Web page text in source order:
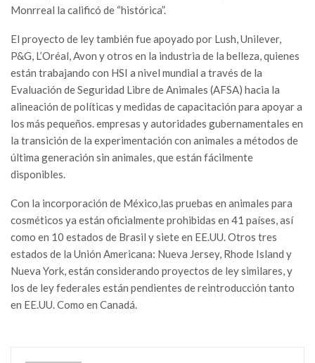
Monrreal la calificó de “histórica”.
El proyecto de ley también fue apoyado por Lush, Unilever,
P&G, L’Oréal, Avon y otros en la industria de la belleza, quienes
están trabajando con HSI a nivel mundial a través de la
Evaluación de Seguridad Libre de Animales (AFSA) hacia la
alineación de políticas y medidas de capacitación para apoyar a
los más pequeños. empresas y autoridades gubernamentales en
la transición de la experimentación con animales a métodos de
última generación sin animales, que están fácilmente
disponibles.
Con la incorporación de México,las pruebas en animales para
cosméticos ya están oficialmente prohibidas en 41 países, así
como en 10 estados de Brasil y siete en EE.UU. Otros tres
estados de la Unión Americana: Nueva Jersey, Rhode Island y
Nueva York, están considerando proyectos de ley similares, y
los de ley federales están pendientes de reintroducción tanto
en EE.UU. Como en Canadá.